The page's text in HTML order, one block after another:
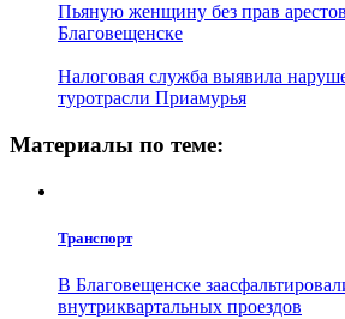
Пьяную женщину без прав
Благовещенске
Налоговая служба выявила
туротрасли Приамурья
Материалы по теме:
Транспорт
В Благовещенске
внутриквартальных проездов